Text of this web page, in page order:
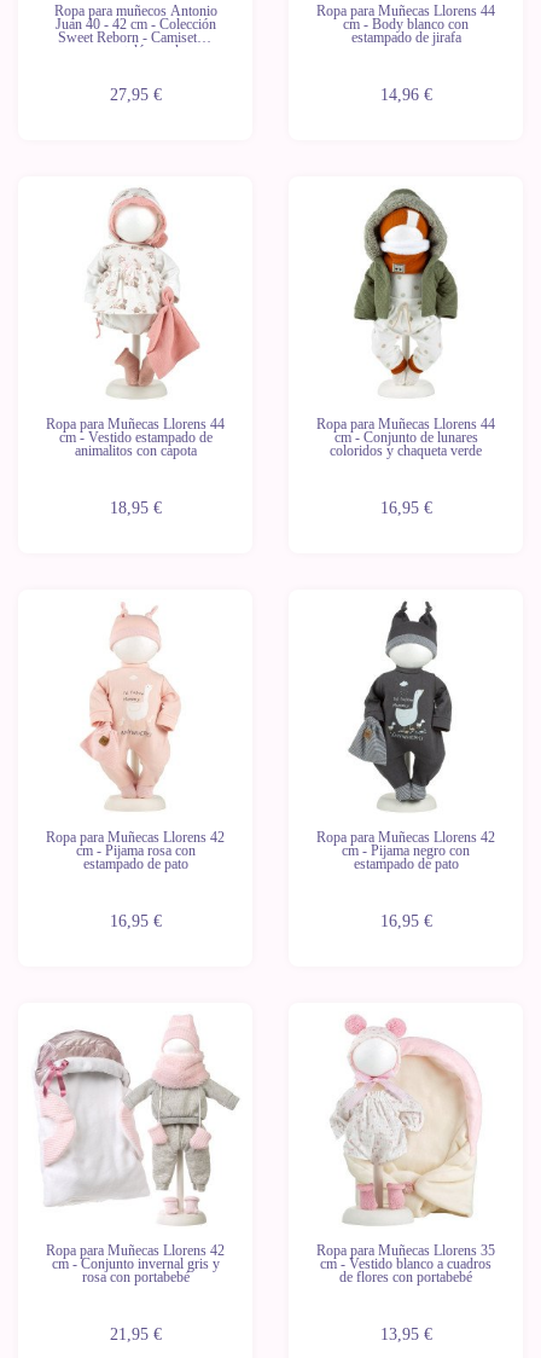
Ropa para muñecos Antonio
Juan 40 - 42 cm - Colección
Sweet Reborn - Camiseta a
rayas con pantalón azul y gorro
27,95 €
Ropa para Muñecas Llorens 44
cm - Body blanco con
estampado de jirafa
14,96 €
Ropa para Muñecas Llorens 44
cm - Vestido estampado de
animalitos con capota
18,95 €
Ropa para Muñecas Llorens 44
cm - Conjunto de lunares
coloridos y chaqueta verde
16,95 €
Ropa para Muñecas Llorens 42
cm - Pijama rosa con
estampado de pato
16,95 €
Ropa para Muñecas Llorens 42
cm - Pijama negro con
estampado de pato
16,95 €
Ropa para Muñecas Llorens 42
cm - Conjunto invernal gris y
rosa con portabebé
21,95 €
Ropa para Muñecas Llorens 35
cm - Vestido blanco a cuadros
de flores con portabebé
13,95 €